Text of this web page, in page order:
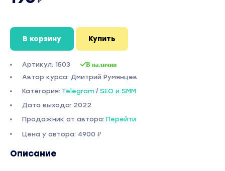
В корзину Купить
Артикул: 1503 В наличии
Автор курса: Дмитрий Румянцев
Категория: Telegram / SEO и SMM
Дата выхода: 2022
Продажник от автора: Перейти
Цена у автора: 4900 ₽
Описание